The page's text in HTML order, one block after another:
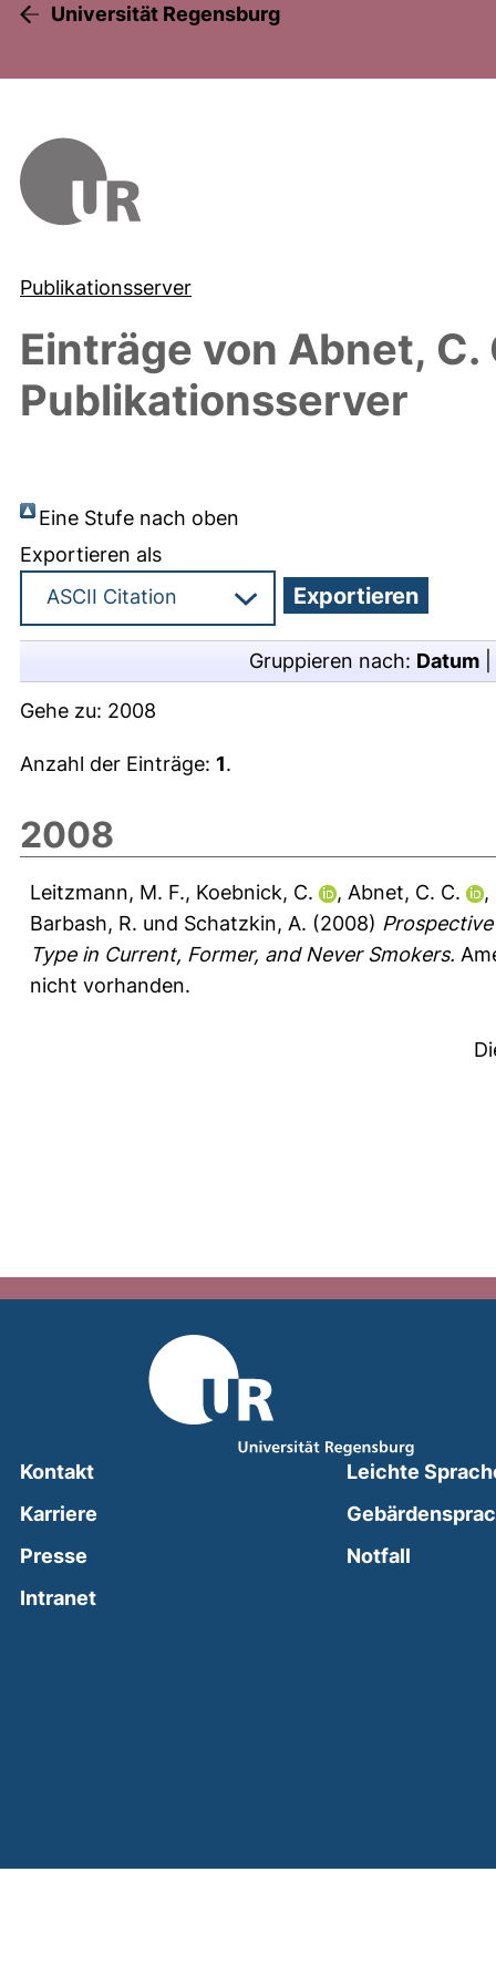
Universität Regensburg
Publikationsserver
Einträge von Abnet, C.
Publikationsserver
Eine Stufe nach oben
Exportieren als
Gruppieren nach: Datum
Gehe zu: 2008
Anzahl der Einträge: 1.
2008
Leitzmann, M. F., Koebnick, C. , Abnet, C. C. ,
Barbash, R. und Schatzkin, A. (2008)
Type in Current, Former, and Never Smokers.
nicht vorhanden.
Kontakt
Karriere
Presse
Intranet(external link, opens in a new window)
Leichte
Notfall